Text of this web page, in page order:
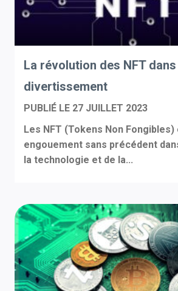
La révolution des NFT dans
divertissement
PUBLIÉ LE 27 JUILLET 2023
Les NFT (Tokens Non
engouement sans précédent
la technologie et de la...